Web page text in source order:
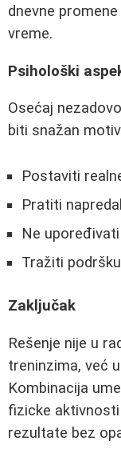
dnevne
vreme.
Psihološki
Osećaj
biti snažan
Postaviti
Pratiti
Ne
Tražiti
Zaključak
Rešenje nije u
treninzima, već
Kombinacija
fizicke
rezultate bez